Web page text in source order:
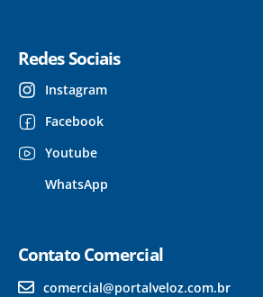
Redes Sociais
Instagram
Facebook
Youtube
WhatsApp
Contato Comercial
comercial@portalveloz.com.br